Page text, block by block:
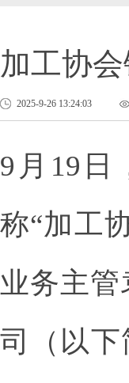
加工协
2025-9-26 13:24:03
9月19日
称“加工
业务主
司（以下